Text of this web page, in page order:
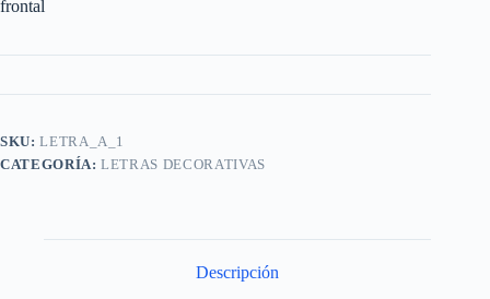
frontal
SKU:LETRA_A_1
CATEGORÍA:LETRAS DECORATIVAS
Descripción